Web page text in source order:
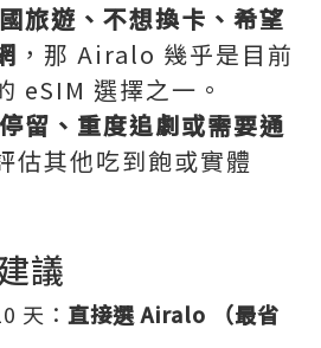
旅遊、不想換卡、希望
，那 Airalo 幾乎是目前
eSIM 選擇之一。
留、重度追劇或需要通
估其他吃到飽或實體
議
天： 直接選Airalo （最省